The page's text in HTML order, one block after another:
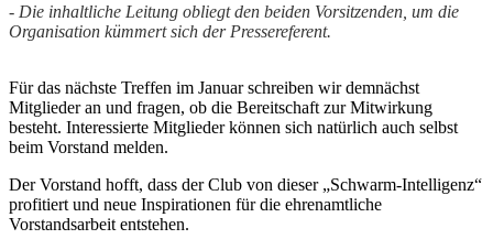
- Die inhaltliche Leitung obliegt den beiden Vorsitzenden, um die
Organisation kümmert sich der Pressereferent.
Für das nächste Treffen im Januar schreiben wir demnächst
Mitglieder an und fragen, ob die Bereitschaft zur Mitwirkung
besteht. Interessierte Mitglieder können sich natürlich auch selbst
beim Vorstand melden.
Der Vorstand hofft, dass der Club von dieser „Schwarm-Intelligenz“
profitiert und neue Inspirationen für die ehrenamtliche
Vorstandsarbeit entstehen.